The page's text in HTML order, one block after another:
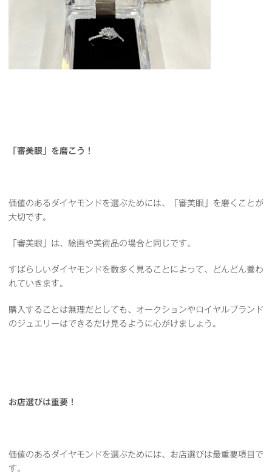
「審美眼」を磨こう！
価値のあるダイヤモンドを選ぶためには、「審美眼」を磨くことが
大切です。
「審美眼」は、絵画や美術品の場合と同じです。
すばらしいダイヤモンドを数多く見ることによって、どんどん養わ
れていきます。
購入することは無理だとしても、オークションやロイヤルブランド
のジュエリーはできるだけ見るように心がけましょう。
お店選びは重要！
価値のあるダイヤモンドを選ぶためには、お店選びは最重要項目で
す。